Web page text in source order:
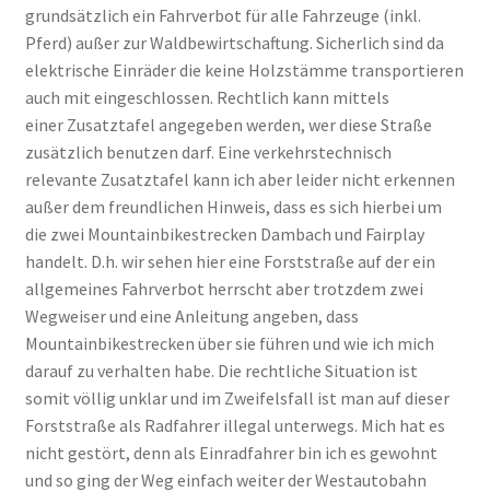
grundsätzlich ein Fahrverbot für alle Fahrzeuge (inkl.
Pferd) außer zur Waldbewirtschaftung. Sicherlich sind da
elektrische Einräder die keine Holzstämme transportieren
auch mit eingeschlossen. Rechtlich kann mittels
einer Zusatztafel angegeben werden, wer diese Straße
zusätzlich benutzen darf. Eine verkehrstechnisch
relevante Zusatztafel kann ich aber leider nicht erkennen
außer dem freundlichen Hinweis, dass es sich hierbei um
die zwei Mountainbikestrecken Dambach und Fairplay
handelt. D.h. wir sehen hier eine Forststraße auf der ein
allgemeines Fahrverbot herrscht aber trotzdem zwei
Wegweiser und eine Anleitung angeben, dass
Mountainbikestrecken über sie führen und wie ich mich
darauf zu verhalten habe. Die rechtliche Situation ist
somit völlig unklar und im Zweifelsfall ist man auf dieser
Forststraße als Radfahrer illegal unterwegs. Mich hat es
nicht gestört, denn als Einradfahrer bin ich es gewohnt
und so ging der Weg einfach weiter der Westautobahn